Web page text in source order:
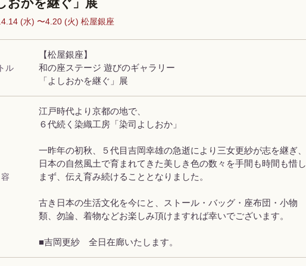
(水) 〜4.20 (火) 松屋銀座
ル
【松屋銀座】
和の座ステージ 遊びのギャラリー
「よしおかを継ぐ」展
江戸時代より京都の地で、
６代続く染織工房「染司よしおか」
一昨年の初秋、５代目吉岡幸雄の急逝により三女更紗が志を継ぎ、
日本の自然風土で育まれてきた美しき色の数々を手間も時間も惜し
まず、伝え育み続けることとなりました。
古き日本の生活文化を今にと、ストール・バッグ・座布団・小物
類、勿論、着物などお楽しみ頂けますれば幸いでございます。
■吉岡更紗 全日在廊いたします。